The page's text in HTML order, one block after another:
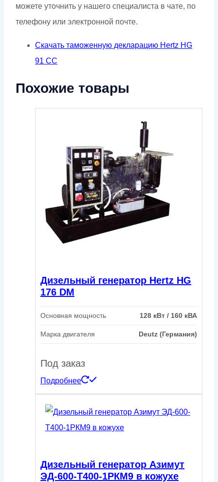
можете уточнить у нашего специалиста в чате, по
телефону или электронной почте.
Скачать таможенную декларацию Hertz HG
91 CC
Похожие товары
Дизельный генератор Hertz HG
176 DM
Основная мощность 128 кВт / 160 кВА
Марка двигателя Deutz (Германия)
Под заказ
Подробнее
Дизельный генератор Азимут
ЭД-600-Т400-1РКМ9 в кожухе